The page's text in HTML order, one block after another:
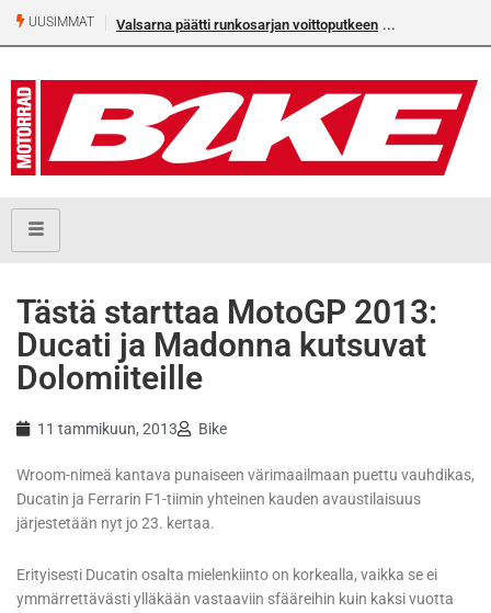
UUSIMMAT Valsarna päätti runkosarjan voittoputkeen
Tästä starttaa MotoGP 2013:
Ducati ja Madonna kutsuvat
Dolomiiteille
11 tammikuun, 2013 Bike
Wroom-nimeä kantava punaiseen värimaailmaan puettu vauhdikas,
Ducatin ja Ferrarin F1-tiimin yhteinen kauden avaustilaisuus
järjestetään nyt jo 23. kertaa.
Erityisesti Ducatin osalta mielenkiinto on korkealla, vaikka se ei
ymmärrettävästi ylläkään vastaaviin sfääreihin kuin kaksi vuotta